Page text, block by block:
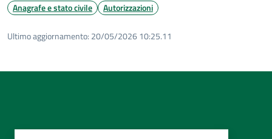
Anagrafe e stato civile Autorizzazioni
Ultimo aggiornamento: 20/05/2026 10:25.11